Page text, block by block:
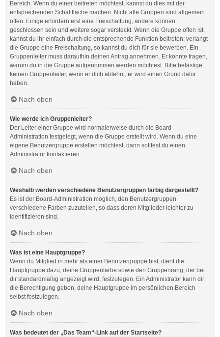
Bereich. Wenn du einer beitreten möchtest, kannst du dies mit der
entsprechenden Schaltfläche machen. Nicht alle Gruppen sind allgemein
offen. Einige erfordern erst eine Freischaltung, andere können
geschlossen sein und weitere sogar versteckt. Wenn die Gruppe offen ist,
kannst du ihr einfach durch die entsprechende Funktion beitreten; verlangt
die Gruppe eine Freischaltung, so kannst du dich für sie bewerben. Ein
Gruppenleiter muss daraufhin deinen Antrag annehmen. Er könnte fragen,
warum du in die Gruppe aufgenommen werden möchtest. Bitte belästige
keinen Gruppenleiter, wenn er dich ablehnt, er wird einen Grund dafür
haben.
Nach oben
Wie werde ich Gruppenleiter?
Der Leiter einer Gruppe wird normalerweise durch die Board-
Administration festgelegt, wenn die Gruppe erstellt wird. Wenn du eine
eigene Benutzergruppe erstellen möchtest, dann solltest du einen
Administrator kontaktieren.
Nach oben
Weshalb werden verschiedene Benutzergruppen farbig dargestellt?
Es ist der Board-Administration möglich, den Benutzergruppen
verschiedene Farben zuzuteilen, so dass deren Mitglieder leichter zu
identifizieren sind.
Nach oben
Was ist eine Hauptgruppe?
Wenn du Mitglied in mehr als einer Benutzergruppe bist, dient die
Hauptgruppe dazu, deine Gruppenfarbe sowie den Gruppenrang, der bei
dir standardmäßig angezeigt wird, festzulegen. Ein Administrator kann dir
die Berechtigung geben, deine Hauptgruppe im persönlichen Bereich
selbst festzulegen.
Nach oben
Was bedeutet der „Das Team“-Link auf der Startseite?